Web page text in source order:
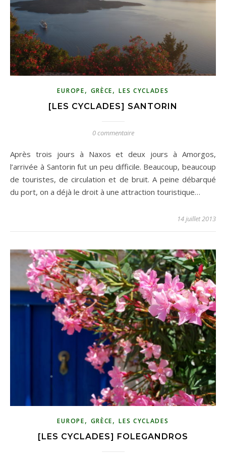
EUROPE, GRÈCE,LES CYCLADES
[LES CYCLADES] SANTORIN
0 commentaire
Après trois jours à Naxos et deux jours à Amorgos,
l’arrivée à Santorin fut un peu difficile. Beaucoup, beaucoup
de touristes, de circulation et de bruit. A peine débarqué
du port, on a déjà le droit à une attraction touristique…
14 juillet 2013
EUROPE, GRÈCE,LES CYCLADES
[LES CYCLADES] FOLEGANDROS